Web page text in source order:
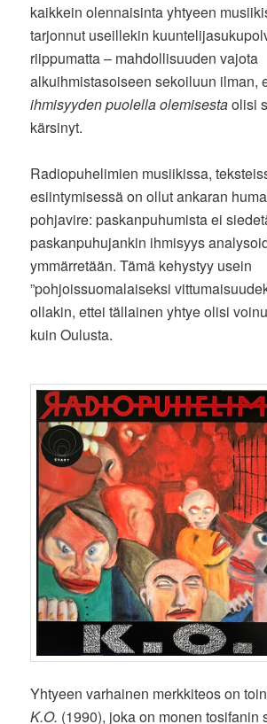
kaikkein olennaisinta yhtyeen
tarjonnut useillekin
riippumatta – mahdollisuuden vajota
alkuihmistasoiseen sekoiluun ilman,
ihmisyyden puolella olemisestaolisi
kärsinyt.
Radiopuhelimien musiikissa,
esiintymisessä on ollut ankaran
pohjavire: paskanpuhumista ei
paskanpuhujankin ihmisyys
ymmärretään. Tämä kehystyy usein
”pohjoissuomalaiseksi
ollakin, ettei tällainen yhtye olisi
kuin Oulusta.
Yhtyeen varhainen merkkiteos on
K.O. (1990), joka on monen tosifanin